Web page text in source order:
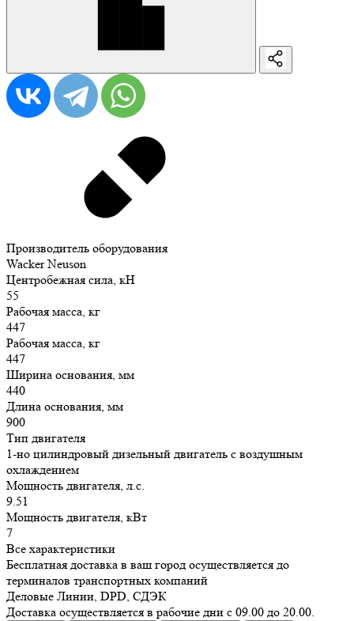
Производитель оборудования
Wacker Neuson
Центробежная сила, кН
55
Рабочая масса, кг
447
Рабочая масса, кг
447
Ширина основания, мм
440
Длина основания, мм
900
Тип двигателя
1-но цилиндровый дизельный двигатель с воздушным
охлаждением
Мощность двигателя, л.с.
9.51
Мощность двигателя, кВт
7
Все характеристики
Бесплатная доставка в ваш город осуществляется до
терминалов транспортных компаний
Деловые Линии, DPD, СДЭК
Доставка осуществляется в рабочие дни с 09.00 до 20.00.